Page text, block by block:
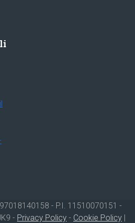
- P.I. 11510070151 -
- Privacy Policy - Cookie Policy |